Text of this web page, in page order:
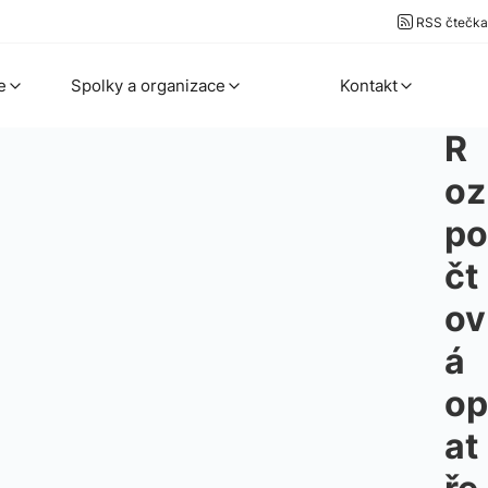
RSS čtečka
Spolky a organizace Kontakt
R
oz
po
čt
ov
á
op
at